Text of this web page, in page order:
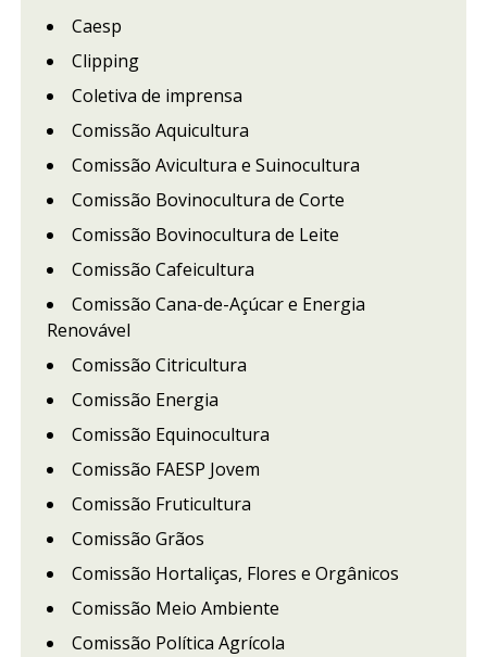
Caesp
Clipping
Coletiva de imprensa
Comissão Aquicultura
Comissão Avicultura e Suinocultura
Comissão Bovinocultura de Corte
Comissão Bovinocultura de Leite
Comissão Cafeicultura
Comissão Cana-de-Açúcar e Energia
Renovável
Comissão Citricultura
Comissão Energia
Comissão Equinocultura
Comissão FAESP Jovem
Comissão Fruticultura
Comissão Grãos
Comissão Hortaliças, Flores e Orgânicos
Comissão Meio Ambiente
Comissão Política Agrícola